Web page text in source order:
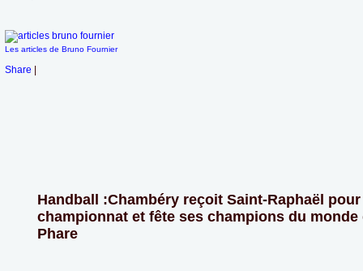
Les articles de Bruno Fournier
Share
Handball :Chambéry reçoit Saint-Raphaël
championnat et fête ses champions du monde
Phare